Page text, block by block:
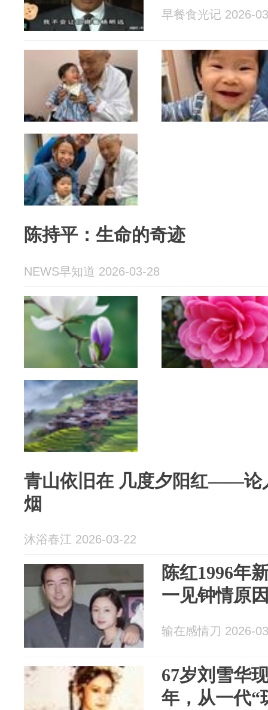
早餐食光记 2026-
陈持平：生命的奇迹
NEWS早知道 2026-03-28
青山依旧在 几度夕阳红——论
烟
沐浴春江 2026-03-22
陈红1996年
一见钟情原
输在感情刀 2026-
67岁刘雪华
年，从一代“